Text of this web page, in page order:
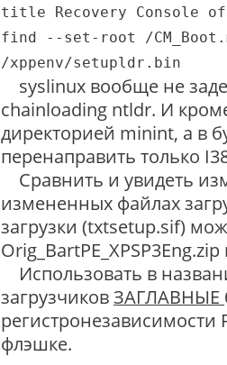
title Recovery Console of
find --set-root /
/xppenv/setupldr.bin
syslinux вообще не
chainloading ntldr. И
директорией minint, а в
перенаправить только
Сравнить и увидеть
измененных файлах
загрузки (txtsetup.sif)
Использовать в
загрузчиковЗАГЛАВНЫЕ
регистронезависимости
флэшке.